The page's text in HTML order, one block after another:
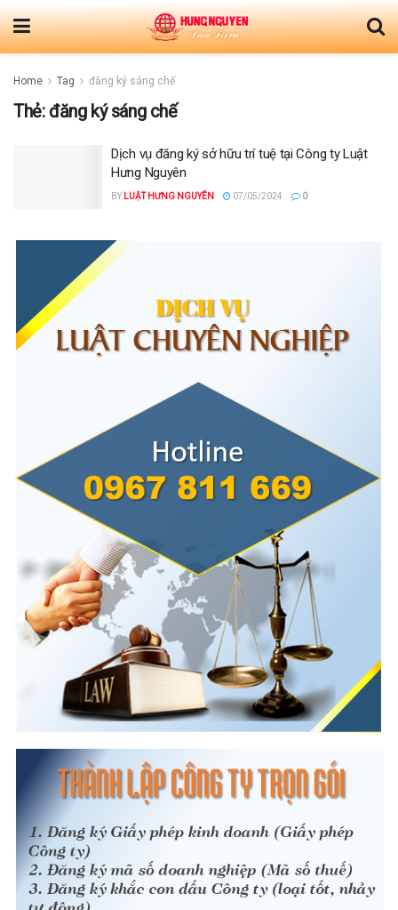
Home Tag đăng ký sáng chế
Thẻ: đăng ký sáng chế
Dịch vụ đăng ký sở hữu trí tuệ tại Công ty Luật
Hưng Nguyên
BY LUẬT HƯNG NGUYÊN 07/05/2024 0